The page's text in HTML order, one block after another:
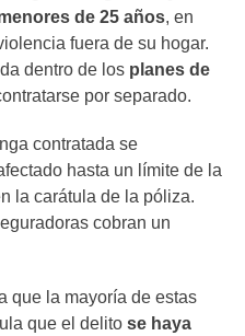
de 25 años, en
fuera de su hogar.
dentro de los planes de
por separado.
contratada se
hasta un límite de la
la carátula de la póliza.
cobran un
que la mayoría de estas
que el delito se haya